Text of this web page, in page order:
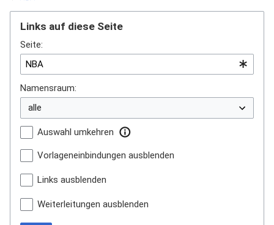
Links auf diese Seite
Seite:
Namensraum:
Auswahl umkehren
Vorlageneinbindungen ausblenden
Links ausblenden
Weiterleitungen ausblenden